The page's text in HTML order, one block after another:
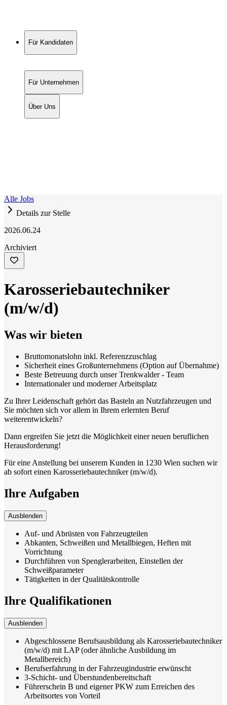
Für Kandidaten
Für Unternehmen
Über Uns
Alle Jobs
Details zur Stelle
2026.06.24
Archiviert
Karosseriebautechniker
(m/w/d)
Was wir bieten
Bruttomonatslohn inkl. Referenzzuschlag
Sicherheit eines Großunternehmens (Option auf Übernahme)
Beste Betreuung durch unser Trenkwalder - Team
Internationaler und moderner Arbeitsplatz
Zu Ihrer Leidenschaft gehört das Basteln an Nutzfahrzeugen und
Sie möchten sich vor allem in Ihrem erlernten Beruf
weiterentwickeln?
Dann ergreifen Sie jetzt die Möglichkeit einer neuen beruflichen
Herausforderung!
Für eine Anstellung bei unserem Kunden in 1230 Wien suchen wir
ab sofort einen Karosseriebautechniker (m/w/d).
Ihre Aufgaben
Ausblenden
Auf- und Abrüsten von Fahrzeugteilen
Abkanten, Schweißen und Metallbiegen, Heften mit
Vorrichtung
Durchführen von Spenglerarbeiten, Einstellen der
Schweißparameter
Tätigkeiten in der Qualitätskontrolle
Ihre Qualifikationen
Ausblenden
Abgeschlossene Berufsausbildung als Karosseriebautechniker
(m/w/d) mit LAP (oder ähnliche Ausbildung im
Metallbereich)
Berufserfahrung in der Fahrzeugindustrie erwünscht
3-Schicht- und Überstundenbereitschaft
Führerschein B und eigener PKW zum Erreichen des
Arbeitsortes von Vorteil